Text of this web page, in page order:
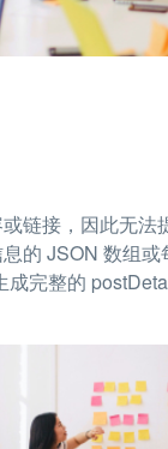
链接，因此无法
的 JSON 数组或
完整的